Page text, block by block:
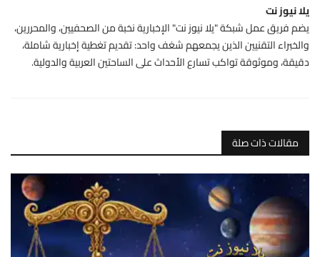
يلا نيوز نت
يضم فريق عمل شبكة "يلا نيوز نت" الإخبارية نخبة من الصحفيين، والمحررين،
والخبراء التقنيين الذين يجمعهم شغف واحد: تقديم تغطية إخبارية شاملة،
دقيقة، وموثوقة تواكب تسارع الأحداث على الساحتين العربية والدولية.
مقالات ذات صلة